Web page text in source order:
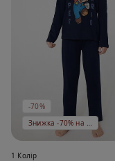
-70%
1 Колір